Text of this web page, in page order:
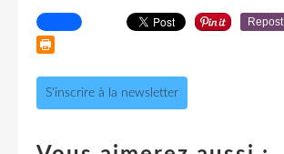
Repost
S'inscrire à la newsletter